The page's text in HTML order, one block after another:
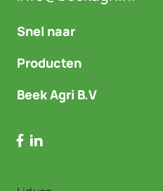
Snel naar
Producten
Beek Agri B.V